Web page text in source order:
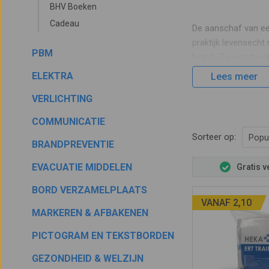
BHV Boeken
Cadeau
PBM
ELEKTRA
VERLICHTING
COMMUNICATIE
BRANDPREVENTIE
EVACUATIE MIDDELEN
BORD VERZAMELPLAATS
MARKEREN & AFBAKENEN
PICTOGRAM EN TEKSTBORDEN
GEZONDHEID & WELZIJN
De aanschaf van
praktijk levensecht
verkrijgbaar. De
Met de Act Fast
uitgevoerd schiet
Lees meer
Sorteer op:
Gratis
VANAF 2,10